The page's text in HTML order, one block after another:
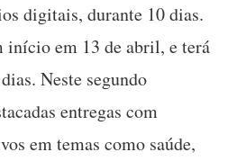
digitais, durante 10 dias.
início em 13 de abril, e terá
Neste segundo
entregas com
em temas como saúde,